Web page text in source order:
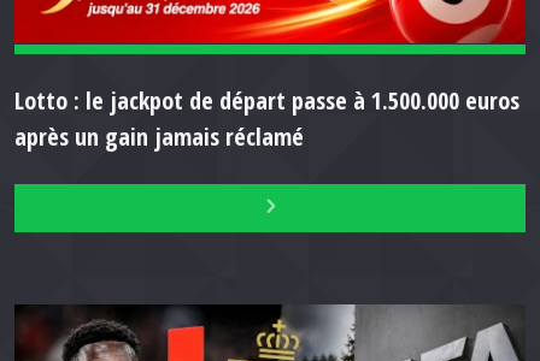
Lotto : le jackpot de départ passe à 1.500.000 euros
après un gain jamais réclamé